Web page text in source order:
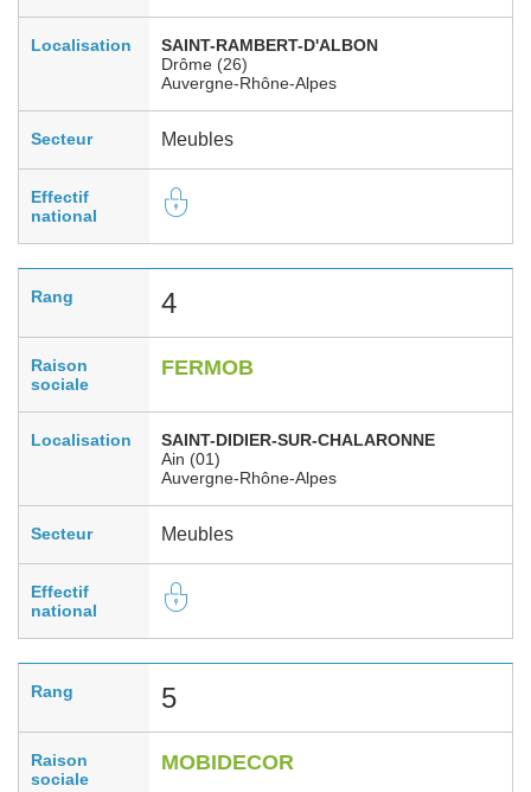
Localisation
SAINT-RAMBERT-D'ALBON
Drôme (26)
Auvergne-Rhône-Alpes
Secteur Meubles
Effectif
national
Rang 4
Raison
sociale
FERMOB
Localisation
SAINT-DIDIER-SUR-CHALARONNE
Ain (01)
Auvergne-Rhône-Alpes
Secteur Meubles
Effectif
national
Rang 5
Raison
sociale
MOBIDECOR